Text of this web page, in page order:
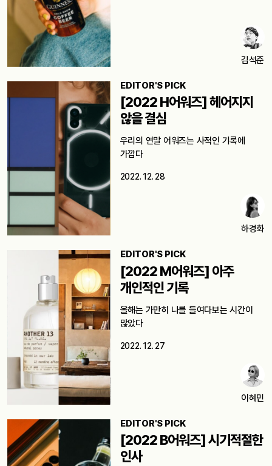
김석준
EDITOR'S PICK
[2022 H어워즈] 헤어지지
않을 결심
우리의 연말 어워즈는 사적인 기록에
가깝다
2022. 12. 28
하경화
EDITOR'S PICK
[2022 M어워즈] 아주
개인적인 기록
올해는 가만히 나를 들여다보는 시간이
많았다
2022. 12. 27
이혜민
EDITOR'S PICK
[2022 B어워즈] 시기적절한
인사